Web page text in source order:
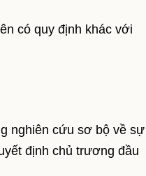
có quy định khác với
nghiên cứu sơ bộ về sự
định chủ trương đầu